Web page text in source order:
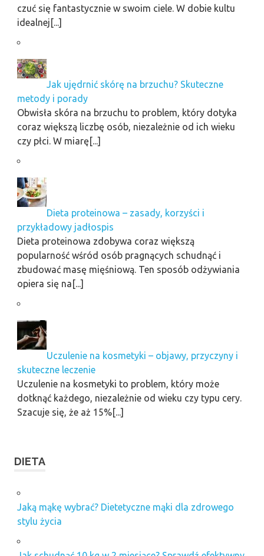
czuć się fantastycznie w swoim ciele. W dobie kultu
idealnej[...]
Jak ujędrnić skórę na brzuchu? Skuteczne
metody i porady
Obwisła skóra na brzuchu to problem, który dotyka
coraz większą liczbę osób, niezależnie od ich wieku
czy płci. W miarę[...]
Dieta proteinowa – zasady, korzyści i
przykładowy jadłospis
Dieta proteinowa zdobywa coraz większą
popularność wśród osób pragnących schudnąć i
zbudować masę mięśniową. Ten sposób odżywiania
opiera się na[...]
Uczulenie na kosmetyki – objawy, przyczyny i
skuteczne leczenie
Uczulenie na kosmetyki to problem, który może
dotknąć każdego, niezależnie od wieku czy typu cery.
Szacuje się, że aż 15%[...]
DIETA
Jaką mąkę wybrać? Dietetyczne mąki dla zdrowego
stylu życia